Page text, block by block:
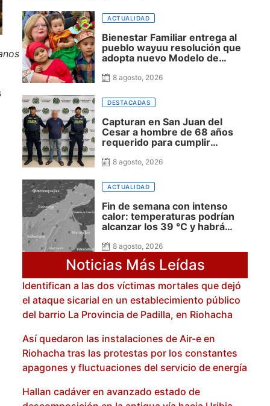
y
ACTUALIDAD
Bienestar Familiar entrega al
pueblo wayuu resolución que
adopta nuevo Modelo de
8 agosto, 2026
DESTACADAS
Capturan en San Juan del
Cesar a hombre de 68 años
requerido para cumplir
delinquir y tráfico de drogas
8 agosto, 2026
ACTUALIDAD
Fin de semana con intenso
calor: temperaturas podrían
alcanzar los 39 °C y habrá
advierte Meteoguajira
8 agosto, 2026
Noticias Más Leídas
Identifican a las dos víctimas mortales que dejó
el ataque sicarial en un establecimiento público
del barrio La Provincia de Padilla, en Riohacha
Así quedaron las instalaciones de Air-e en
Riohacha tras las protestas por los constantes
apagones y fluctuaciones del servicio de energía
Hallan cadáver en avanzado estado de